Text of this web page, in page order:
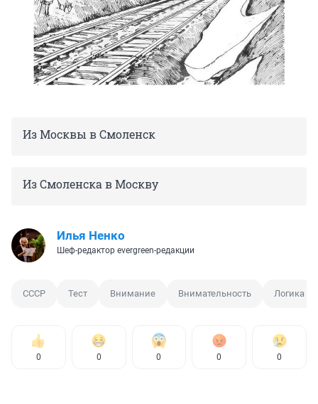
Из Москвы в Смоленск
Из Смоленска в Москву
Илья Ненко
Шеф-редактор evergreen-редакции
СССР Тест Внимание Внимательность Логика
0 0 0 0 0